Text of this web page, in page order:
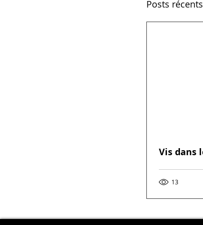
Posts récents
Vis dans
13